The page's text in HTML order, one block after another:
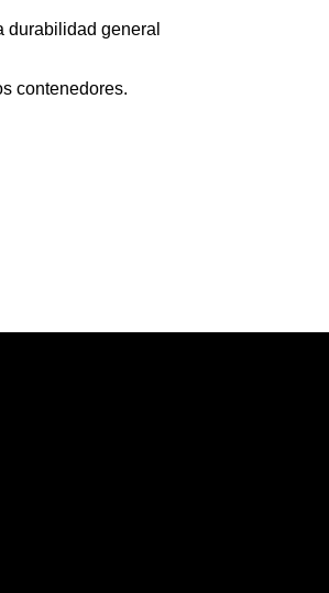
durabilidad general
contenedores.